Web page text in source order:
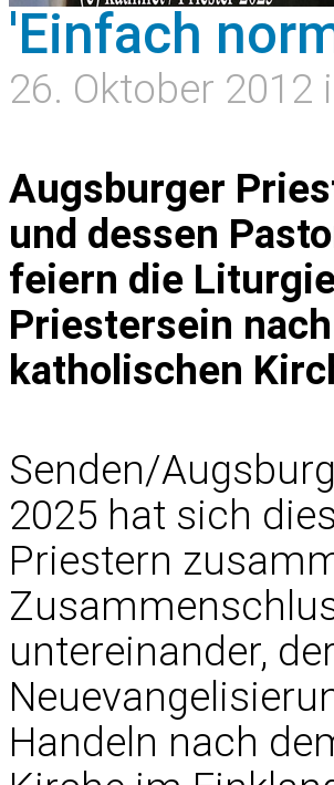
'Einfach
26. Oktober 2012
Augsburger
und dessen
feiern die
Priestersein
katholischen
Senden/
2025 hat sich
Priestern
untereinander,
Handeln nach